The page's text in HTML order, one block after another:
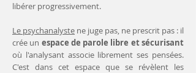
libérer progressivement.
Le psychanalyste ne juge pas, ne prescrit pas : il
crée un espace de parole libre et sécurisant
où l'analysant associe librement ses pensées.
C'est dans cet espace que se révèlent les